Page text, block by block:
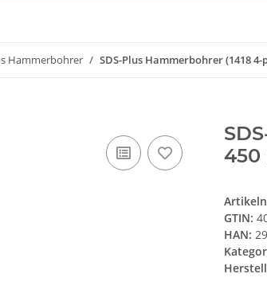
Hammerbohrer SDS-Plus Hammerbohrer (1418
450
GTIN:
HAN: